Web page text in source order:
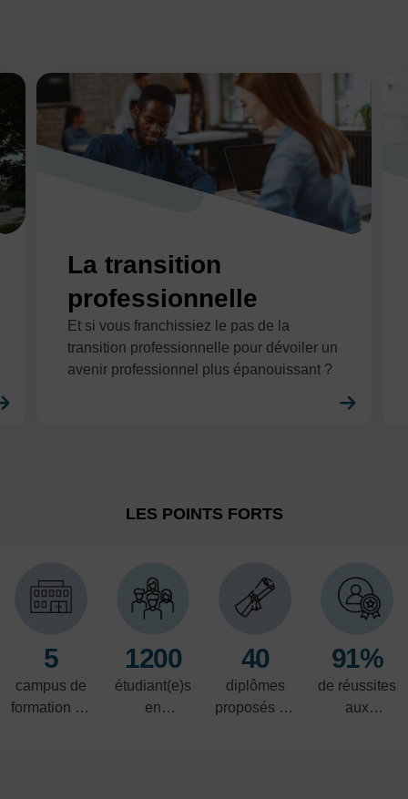
La transition
professionnelle
Et si vous franchissiez le pas de la
transition professionnelle pour dévoiler un
avenir professionnel plus épanouissant ?
LES POINTS FORTS
5
campus de
formation en
1200
étudiant(e)s
en
40
diplômes
proposés du
91%
de réussites
aux